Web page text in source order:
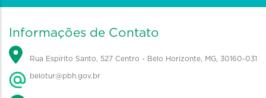
Informações de Contato
Rua Espírito Santo, 527 Centro - Belo Horizonte, MG, 30160-031
belotur@pbh.gov.br